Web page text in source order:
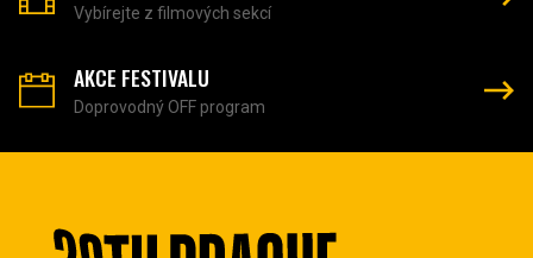
Vybírejte z filmových sekcí
AKCE FESTIVALU
Doprovodný OFF program